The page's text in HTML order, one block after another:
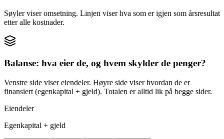
Søyler viser omsetning. Linjen viser hva som er igjen som årsresultat
etter alle kostnader.
Balanse: hva eier de, og hvem skylder de penger?
Venstre side viser eiendeler. Høyre side viser hvordan de er
finansiert (egenkapital + gjeld). Totalen er alltid lik på begge sider.
Eiendeler
Egenkapital + gjeld